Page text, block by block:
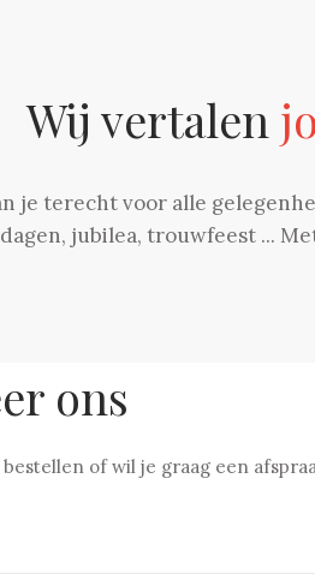
Wij vertalen
je terecht voor alle
jubilea, trouwfeest ...
ons
of wil je graag een